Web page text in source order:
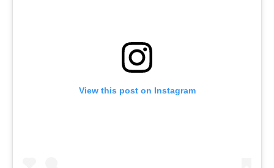
View this post on Instagram